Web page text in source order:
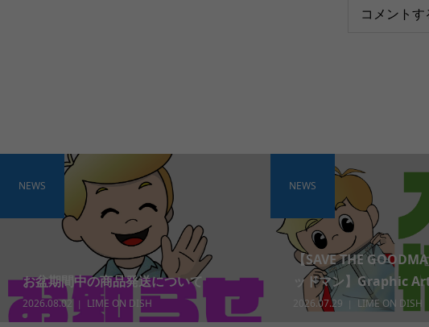
コメントす
お盆期間中の商品発送について
2026.08.02 LIME ON DISH
NEWS
【SAVE THE
ッドマン】Graphic
2026.07.29 LIME ON DISH
NEWS